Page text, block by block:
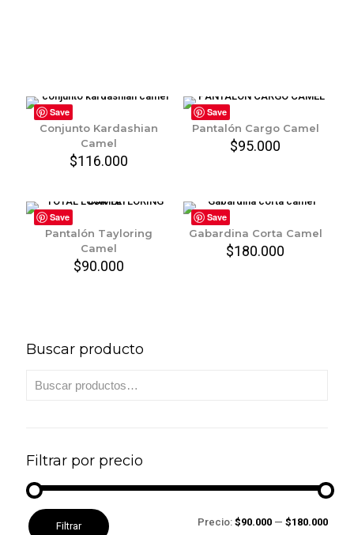
Save
Conjunto Kardashian
Camel
$116.000
Save
Pantalón Cargo Camel
$95.000
Save
Pantalón Tayloring
Camel
$90.000
Save
Gabardina Corta Camel
$180.000
Buscar producto
Filtrar por precio
Precio
mínimo
Precio
máximoFiltrar Precio: $90.000 — $180.000